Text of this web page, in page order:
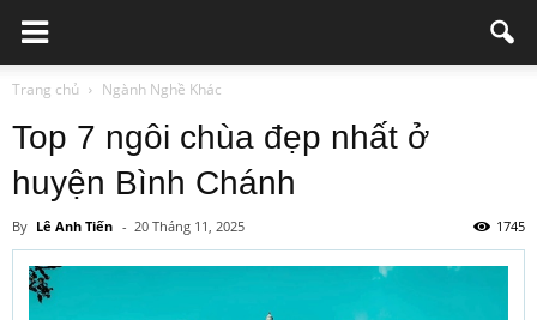
Trang chủ Ngành Nghề Khác
Top 7 ngôi chùa đẹp nhất ở
huyện Bình Chánh
By Lê Anh Tiến - 20 Tháng 11, 2025 1745